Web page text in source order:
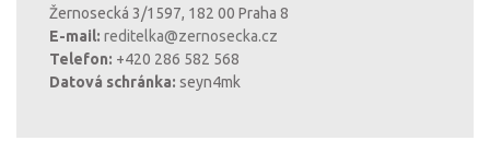
Žernosecká 3/1597, 182 00 Praha 8
E-mail: reditelka@zernosecka.cz
Telefon: +420 286 582 568
Datová schránka: seyn4mk